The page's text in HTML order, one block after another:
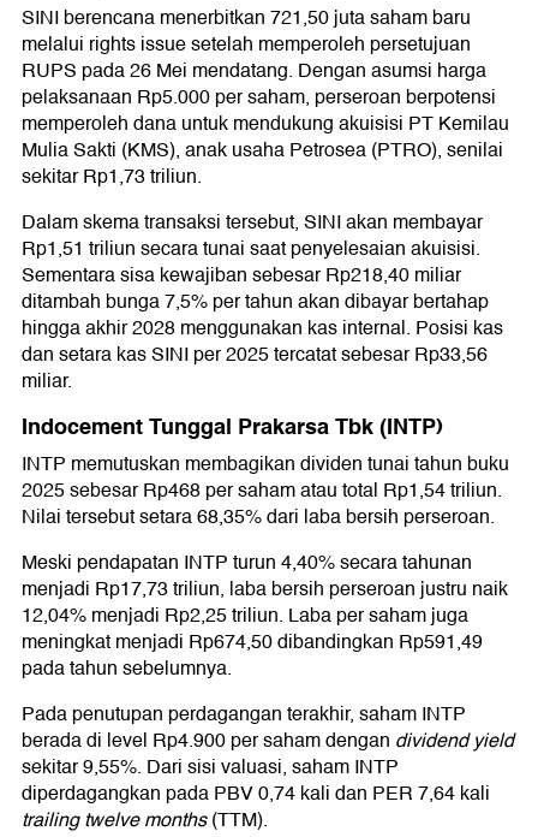
SINI berencana menerbitkan 721,50 juta saham baru
melalui rights issue setelah memperoleh persetujuan
RUPS pada 26 Mei mendatang. Dengan asumsi harga
pelaksanaan Rp5.000 per saham, perseroan berpotensi
memperoleh dana untuk mendukung akuisisi PT Kemilau
Mulia Sakti (KMS), anak usaha Petrosea (PTRO), senilai
sekitar Rp1,73 triliun.
Dalam skema transaksi tersebut, SINI akan membayar
Rp1,51 triliun secara tunai saat penyelesaian akuisisi.
Sementara sisa kewajiban sebesar Rp218,40 miliar
ditambah bunga 7,5% per tahun akan dibayar bertahap
hingga akhir 2028 menggunakan kas internal. Posisi kas
dan setara kas SINI per 2025 tercatat sebesar Rp33,56
miliar.
Indocement Tunggal Prakarsa Tbk (INTP)
INTP memutuskan membagikan dividen tunai tahun buku
2025 sebesar Rp468 per saham atau total Rp1,54 triliun.
Nilai tersebut setara 68,35% dari laba bersih perseroan.
Meski pendapatan INTP turun 4,40% secara tahunan
menjadi Rp17,73 triliun, laba bersih perseroan justru naik
12,04% menjadi Rp2,25 triliun. Laba per saham juga
meningkat menjadi Rp674,50 dibandingkan Rp591,49
pada tahun sebelumnya.
Pada penutupan perdagangan terakhir, saham INTP
berada di level Rp4.900 per saham dengan dividend yield
sekitar 9,55%. Dari sisi valuasi, saham INTP
diperdagangkan pada PBV 0,74 kali dan PER 7,64 kali
trailing twelve months(TTM).